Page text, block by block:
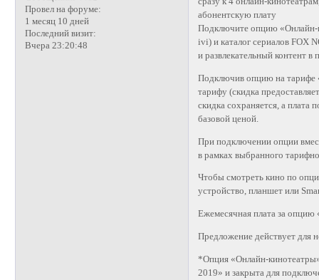
Провел на форуме:
1 месяц 10 дней
Последний визит:
Вчера 23:20:48
абонентскую плату
Подключите опцию «Онлайн-
ivi) и каталог сериалов FOX
и развлекательный контент
Подключив опцию на тарифе
тарифу (скидка
скидка сохраняется, а плата
базовой ценой.
При подключении опции
в рамках выбранного
Чтобы смотреть кино по
устройство, планшет или
Ежемесячная плата за опцию
Предложение действует для
*Опция «Онлайн-
2019» и закрыта для